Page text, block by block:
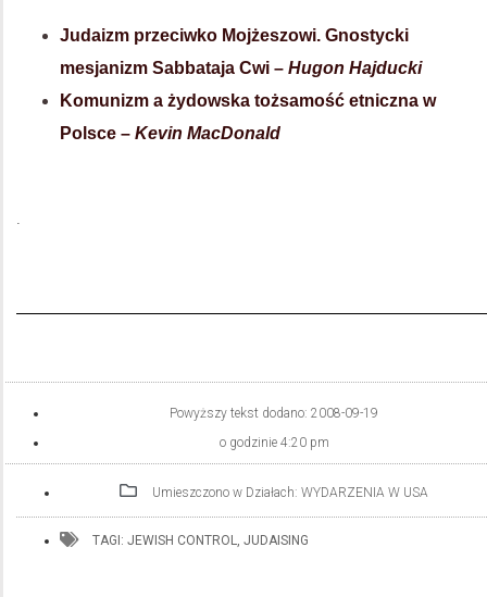
Judaizm przeciwko Mojżeszowi. Gnostycki
mesjanizm Sabbataja Cwi – Hugon Hajducki
Komunizm a żydowska tożsamość etniczna w
Polsce – Kevin MacDonald
.
Powyższy tekst dodano: 2008-09-19
o godzinie 4:20 pm
Umieszczono w Działach: WYDARZENIA W USA
TAGI: JEWISH CONTROL, JUDAISING